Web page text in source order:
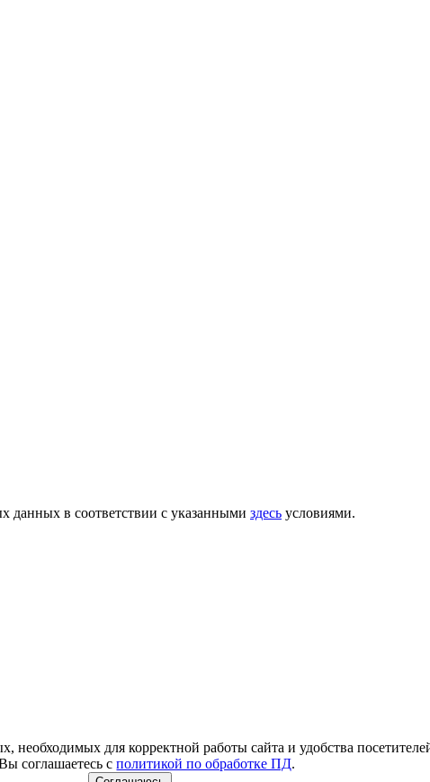
данных в соответствии с указанными здесь условиями.
необходимых для корректной работы сайта и удобства
соглашаетесь сполитикой по обработке ПД.